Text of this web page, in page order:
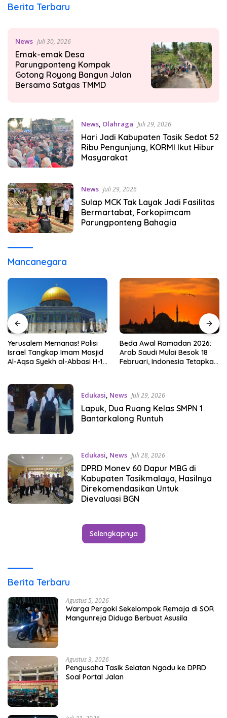
Berita Terbaru
News Juli 30, 2026
Emak-emak Desa
Parungponteng Kompak
Gotong Royong Bangun Jalan
Bersama Satgas TMMD
News, Olahraga Juli 29, 2026
Hari Jadi Kabupaten Tasik Sedot 52
Ribu Pengunjung, KORMI Ikut Hibur
Masyarakat
News Juli 29, 2026
Sulap MCK Tak Layak Jadi Fasilitas
Bermartabat, Forkopimcam
Parungponteng Bahagia
Mancanegara
Yerusalem Memanas! Polisi
Israel Tangkap Imam Masjid
Al-Aqsa Syekh al-Abbasi H-1
Beda Awal Ramadan 2026:
Arab Saudi Mulai Besok 18
Februari, Indonesia Tetapkan
Edukasi, News Juli 29, 2026
Lapuk, Dua Ruang Kelas SMPN 1
Bantarkalong Runtuh
Edukasi, News Juli 28, 2026
DPRD Monev 60 Dapur MBG di
Kabupaten Tasikmalaya, Hasilnya
Direkomendasikan Untuk
Dievaluasi BGN
Selengkapnya
Berita Terbaru
Agustus 5, 2026
Warga Pergoki Sekelompok Remaja di SOR
Mangunreja Diduga Berbuat Asusila
Agustus 3, 2026
Pengusaha Tasik Selatan Ngadu ke DPRD
Soal Portal Jalan